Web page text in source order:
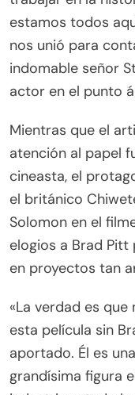
estamos todos
nos unió para
indomable señor
actor en el punto
Mientras que el
atención al papel
cineasta, el
el británico
Solomon en el
elogios a Brad
en proyectos tan
«La verdad es
esta película sin
aportado. Él es
grandísima figura